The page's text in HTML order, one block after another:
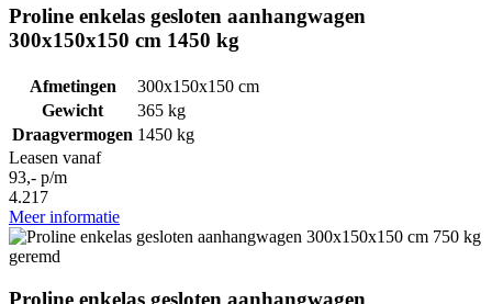
Proline enkelas gesloten aanhangwagen
300x150x150 cm 1450 kg
Afmetingen
300x150x150 cm
Gewicht
365 kg
Draagvermogen 1450 kg
Leasen vanaf
93,- p/m
4.217
Meer informatie
Proline enkelas gesloten aanhangwagen